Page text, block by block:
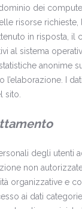
dei
risorse
in risposta, il
al sistema
anonime
l’elaborazione. I
sito.
degli
non
organizzative e
ai dati